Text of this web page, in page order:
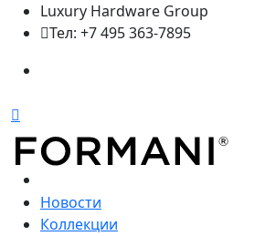
Luxury Hardware Group
Тел: +7 495 363-7895
Новости
Коллекции